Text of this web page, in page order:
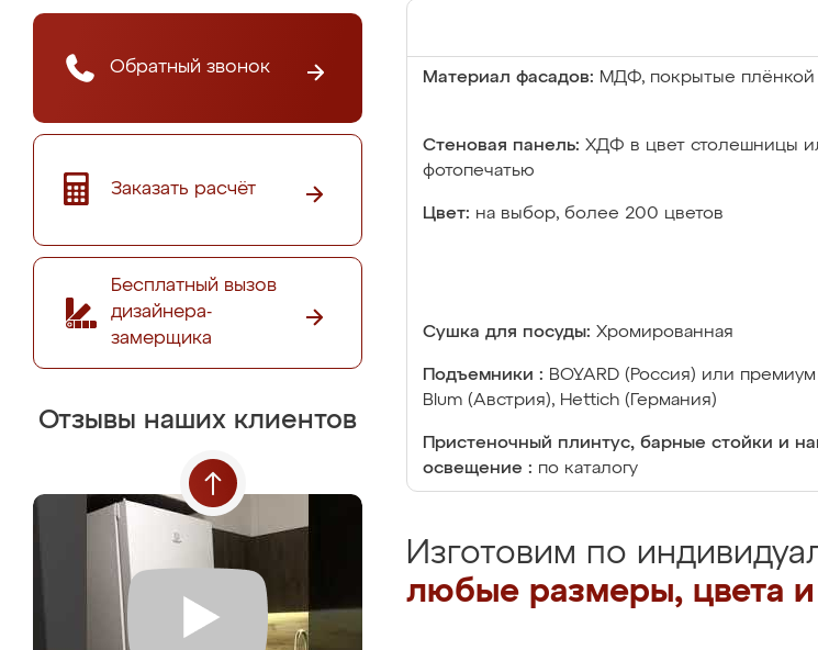
Обратный звонок
Заказать расчёт
Бесплатный вызов
дизайнера-
замерщика
Отзывы наших клиентов
Материал фасадов: МДФ, покрытые
Стеновая панель: ХДФ в цвет столешницы
фотопечатью
Цвет: на выбор, более 200 цветов
Сушка для посуды: Хромированная
Подъемники : BOYARD (Россия) или
Blum (Австрия), Hettich (Германия)
Пристеночный плинтус, барные стойки и
освещение : по каталогу
Изготовим по
любые размеры, цвета